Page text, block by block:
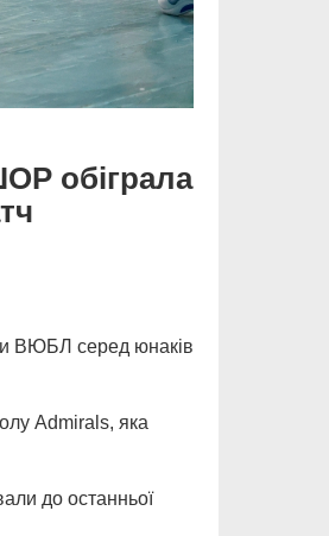
обіграла
ВЮБЛ серед юнаків
Admirals, яка
до останньої